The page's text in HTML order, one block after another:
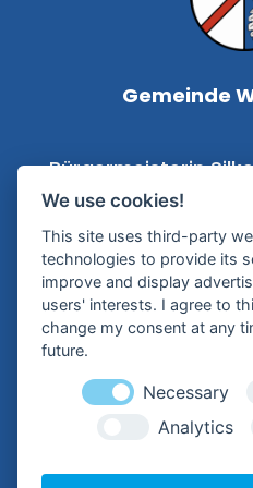
Gemeinde
Bürgermeisterin
Kampstraße 1
24601 Wankendorf
Tel.:+49 (0) 4326 –
Mail:
Hilfreiche Links
We use cookies!
This site uses third-party
technologies to provide its
improve and display
users' interests. I agree to
change my consent at any
future.
Necessary
Analytics